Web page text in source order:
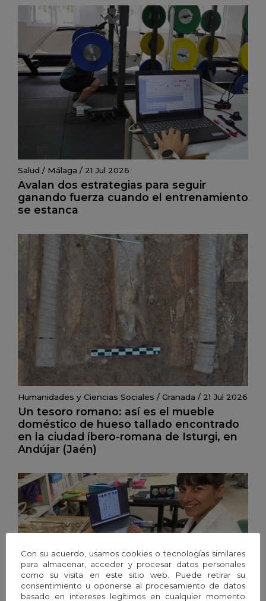
Salud / Málaga / 21 Jul 2026
Avalan dos estrategias para seguir
ganando fuerza cuando el entrenamiento
se estanca
Humanidades y Ciencias Sociales / Granada / 21 Jul 2026
Un tesoro romano: así es el mueble
doméstico de hueso tallado encontrado
en la ciudad íbero-romana de Isturgi, en
Andújar (Jaén)
Con su acuerdo, usamos cookies o tecnologías similares
para almacenar, acceder y procesar datos personales
como su visita en este sitio web. Puede retirar su
consentimiento u oponerse al procesamiento de datos
basado en intereses legítimos en cualquier momento